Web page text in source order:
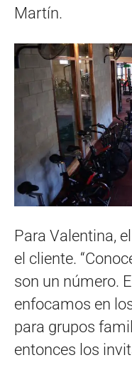
Martín.
Para Valentina,
el cliente.
son un número.
enfocamos en
para grupos
entonces los